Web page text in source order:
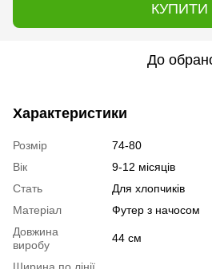
КУПИТИ
До
Характеристики
Розмір
74-80
Вік
9-12 місяців
Стать
Для хлопчиків
Матеріал
Футер з начосом
Довжина
виробу
44 см